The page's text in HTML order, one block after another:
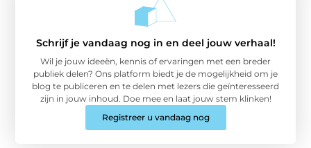
Schrijf je vandaag nog in en deel jouw verhaal!
Wil je jouw ideeën, kennis of ervaringen met een breder
publiek delen? Ons platform biedt je de mogelijkheid om je
blog te publiceren en te delen met lezers die geïnteresseerd
zijn in jouw inhoud. Doe mee en laat jouw stem klinken!
Registreer u vandaag nog